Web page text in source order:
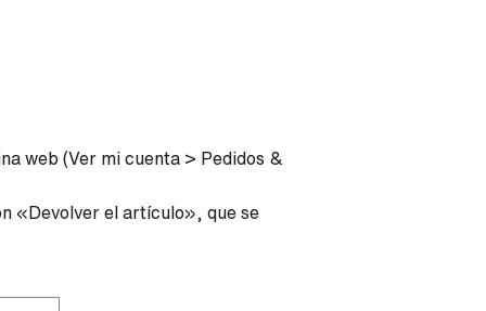
web (Ver mi cuenta > Pedidos &
«Devolver el artículo», que se